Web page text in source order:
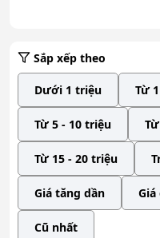
Sắp xếp theo
Dưới 1 triệu Từ
Từ 5 - 10 triệu
Từ 15 - 20 triệu
Giá tăng dần
Cũ nhất